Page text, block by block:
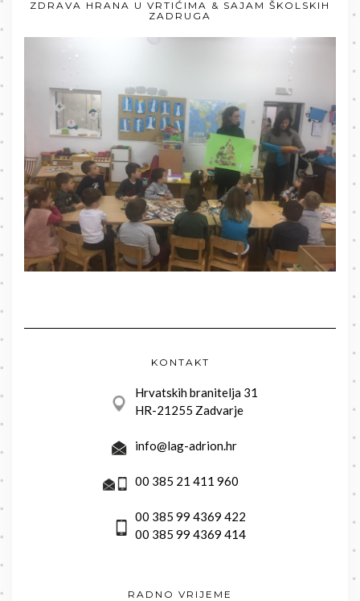
ZDRAVA HRANA U VRTIĆIMA & SAJAM ŠKOLSKIH
ZADRUGA
KONTAKT
Hrvatskih branitelja 31
HR-21255 Zadvarje
info@lag-adrion.hr
00 385 21 411 960
00 385 99 4369 422
00 385 99 4369 414
RADNO VRIJEME